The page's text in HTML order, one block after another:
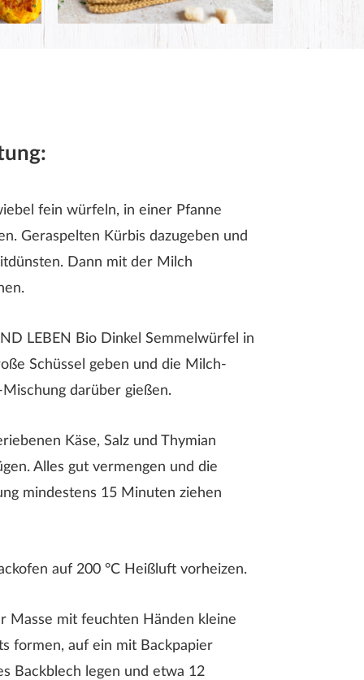
fein würfeln, in einer Pfanne
Geraspelten Kürbis dazugeben und
Dann mit der Milch
LEBEN Bio Dinkel Semmelwürfel in
Schüssel geben und die Milch-
darüber gießen.
Käse, Salz und Thymian
Alles gut vermengen und die
mindestens 15 Minuten ziehen
auf 200 °C Heißluft vorheizen.
Masse mit feuchten Händen kleine
formen, auf ein mit Backpapier
Backblech legen und etwa 12